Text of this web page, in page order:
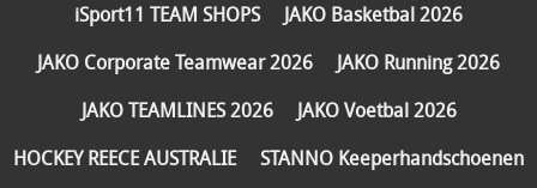
WEBSHOP
PARTNERS
iSport11 TEAM SHOPS
JAKO Basketbal 2026
JAKO Corporate Teamwear 2026
JAKO Running 2026
JAKO TEAMLINES 2026
JAKO Voetbal 2026
HOCKEY REECE AUSTRALIE
STANNO Keeperhandschoenen